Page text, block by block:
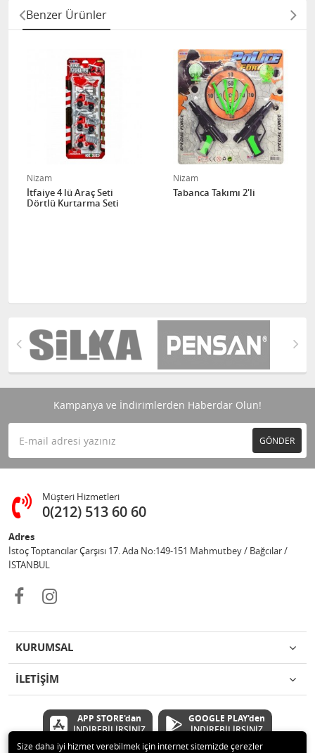
Benzer Ürünler
Nizam
İtfaiye 4 lü Araç Seti
Dörtlü Kurtarma Seti
Nizam
Tabanca Takımı 2'li
Kampanya ve İndirimlerden Haberdar Olun!
GÖNDER
Müşteri Hizmetleri
0(212) 513 60 60
Adres
İstoç Toptancılar Çarşısı 17. Ada No:149-151 Mahmutbey / Bağcılar /
İSTANBUL
KURUMSAL
İLETİŞİM
APP STORE'dan
İNDİREBİLİRSİNİZ
GOOGLE PLAY'den
İNDİREBİLİRSİNİZ
Size daha iyi hizmet verebilmek için internet sitemizde çerezler